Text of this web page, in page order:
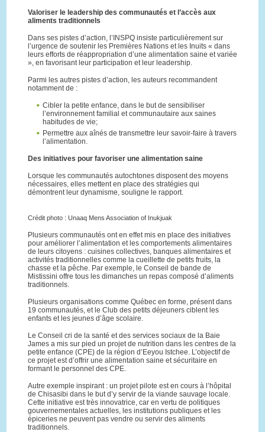
Valoriser le leadership des communautés et l’accès aux
aliments traditionnels
Dans ses pistes d’action, l’INSPQ insiste particulièrement sur
l’urgence de soutenir les Premières Nations et les Inuits « dans
leurs efforts de réappropriation d’une alimentation saine et variée
», en favorisant leur participation et leur leadership.
Parmi les autres pistes d’action, les auteurs recommandent
notamment de :
Cibler la petite enfance, dans le but de sensibiliser
l’environnement familial et communautaire aux saines
habitudes de vie;
Permettre aux aînés de transmettre leur savoir-faire à travers
l’alimentation.
Des initiatives pour favoriser une alimentation saine
Lorsque les communautés autochtones disposent des moyens
nécessaires, elles mettent en place des stratégies qui
démontrent leur dynamisme, souligne le rapport.
Crédit photo : Unaaq Mens Association of Inukjuak
Plusieurs communautés ont en effet mis en place des initiatives
pour améliorer l’alimentation et les comportements alimentaires
de leurs citoyens : cuisines collectives, banques alimentaires et
activités traditionnelles comme la cueillette de petits fruits, la
chasse et la pêche. Par exemple, le Conseil de bande de
Mistissini offre tous les dimanches un repas composé d’aliments
traditionnels.
Plusieurs organisations comme Québec en forme, présent dans
19 communautés, et le Club des petits déjeuners ciblent les
enfants et les jeunes d’âge scolaire.
Le Conseil cri de la santé et des services sociaux de la Baie
James a mis sur pied un projet de nutrition dans les centres de la
petite enfance (CPE) de la région d’Eeyou Istchee. L’objectif de
ce projet est d’offrir une alimentation saine et sécuritaire en
formant le personnel des CPE.
Autre exemple inspirant : un projet pilote est en cours à l’hôpital
de Chisasibi dans le but d’y servir de la viande sauvage locale.
Cette initiative est très innovatrice, car en vertu de politiques
gouvernementales actuelles, les institutions publiques et les
épiceries ne peuvent pas vendre ou servir des aliments
traditionnels.